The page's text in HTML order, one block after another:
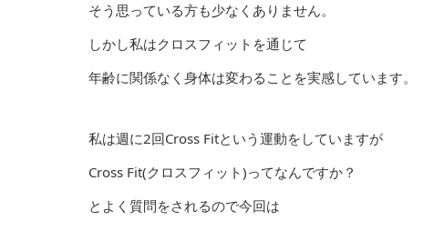
そう思っている方も少なくありません。
しかし私はクロスフィットを通じて
年齢に関係なく身体は変わることを実感しています。
私は週に2回Cross Fitという運動をしていますが
Cross Fit(クロスフィット)ってなんですか？
とよく質問をされるので今回は